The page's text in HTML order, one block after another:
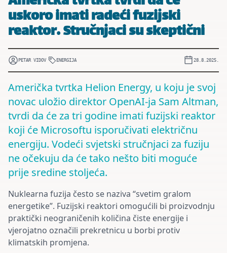
uskoro imati radeći fuzijski
reaktor. Stručnjaci su skeptični
PETAR VIDOV ENERGIJA 28.8.2025.
Američka tvrtka Helion Energy, u koju je svoj
novac uložio direktor OpenAI-ja Sam Altman,
tvrdi da će za tri godine imati fuzijski reaktor
koji će Microsoftu isporučivati električnu
energiju. Vodeći svjetski stručnjaci za fuziju
ne očekuju da će tako nešto biti moguće
prije sredine stoljeća.
Nuklearna fuzija često se naziva “svetim gralom
energetike”. Fuzijski reaktori omogućili bi proizvodnju
praktički neograničenih količina čiste energije i
vjerojatno označili prekretnicu u borbi protiv
klimatskih promjena.